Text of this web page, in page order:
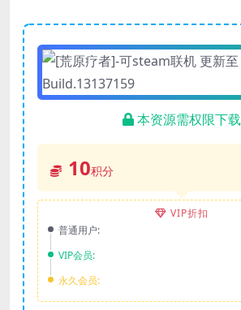
本资源需权限下载
10积分
VIP折扣
普通用户:
VIP会员:
永久会员: